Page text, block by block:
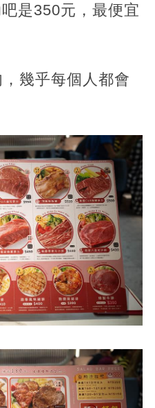
是350元，最便宜
幾乎每個人都會